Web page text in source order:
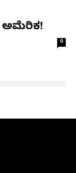
ಅಮೆರಿಕ!
0